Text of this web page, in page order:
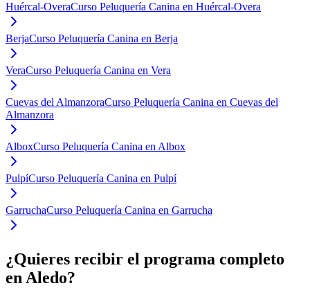
Huércal-OveraCurso Peluquería Canina en Huércal-Overa
BerjaCurso Peluquería Canina en Berja
VeraCurso Peluquería Canina en Vera
Cuevas del AlmanzoraCurso Peluquería Canina en Cuevas del
Almanzora
AlboxCurso Peluquería Canina en Albox
PulpíCurso Peluquería Canina en Pulpí
GarruchaCurso Peluquería Canina en Garrucha
¿Quieres recibir el programa completo
en Aledo?